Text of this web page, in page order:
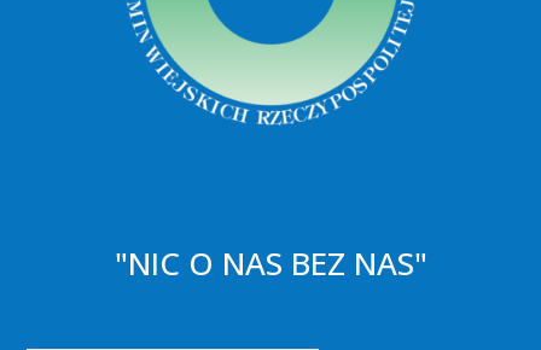
"NIC O NAS BEZ NAS"